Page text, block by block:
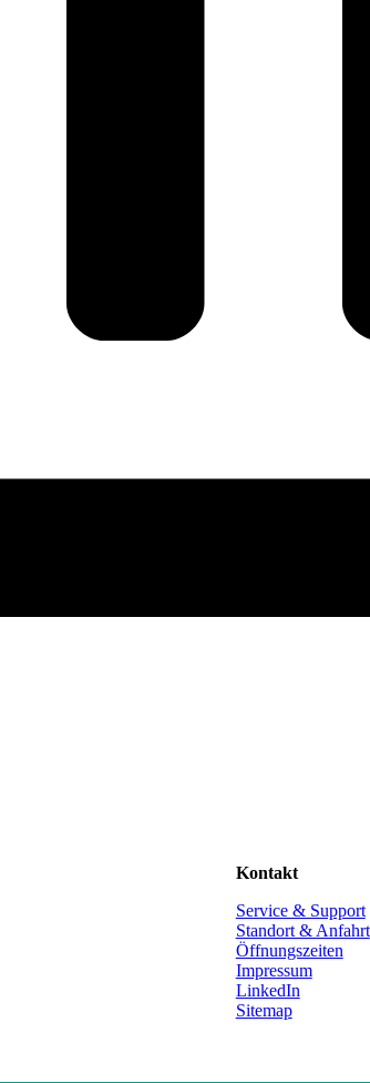
Kontakt
Service & Support
Standort & Anfahrt
Öffnungszeiten
Impressum
LinkedIn
Sitemap